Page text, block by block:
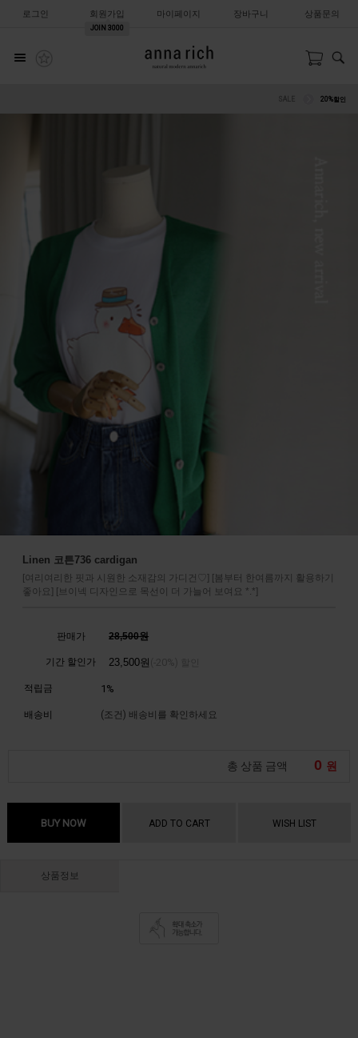
로그인 회원가입
JOIN 3000
마이페이지 장바구니 상품문의
20%할인
Linen 코튼736 cardigan
[여리여리한 핏과 시원한 소재감의 가디건♡] [봄부터 한여름까지 활용하기
좋아요] [브이넥 디자인으로 목선이 더 가늘어 보여요 *.*]
판매가 28,500원
기간 할인가 23,500원
적립금 1%
배송비 (조건) 배송비를 확인하세요
총 상품 금액 0 원
BUY NOW ADD TO CART WISH LIST
상품정보